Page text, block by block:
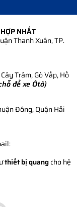
NHẤT
Thanh Xuân, TP.
Trâm, Gò Vấp, Hồ
để xe Ôtô)
Đông, Quận Hải
thiết bị quangcho hệ